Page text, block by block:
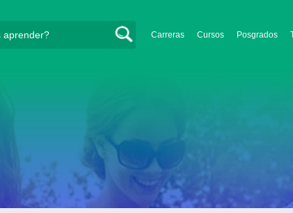
Carreras Cursos Posgrados